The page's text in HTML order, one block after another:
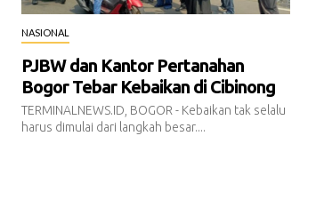
NASIONAL
PJBW dan Kantor Pertanahan
Bogor Tebar Kebaikan di Cibinong
TERMINALNEWS.ID, BOGOR - Kebaikan tak selalu
harus dimulai dari langkah besar....